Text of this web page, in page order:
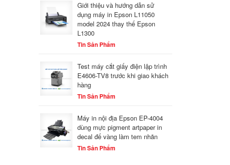
Giới thiệu và hướng dẫn sử
dụng máy in Epson L11050
model 2024 thay thế Epson
L1300
Tin Sản Phẩm
Test máy cắt giấy điện lập trình
E4606-TV8 trước khi giao khách
hàng
Tin Sản Phẩm
Máy in nội địa Epson EP-4004
dùng mực pigment artpaper in
decal đế vàng làm tem nhãn
Tin Sản Phẩm